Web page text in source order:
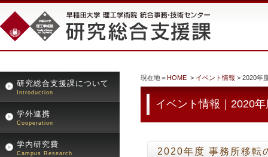
研究総合支援課について
Introduction
学外連携
Cooperation
学内研究費
Campus Research
現在地＝HOME > イベント情報 > 2020年
イベント情報｜2020年
2020年度 事務所移転